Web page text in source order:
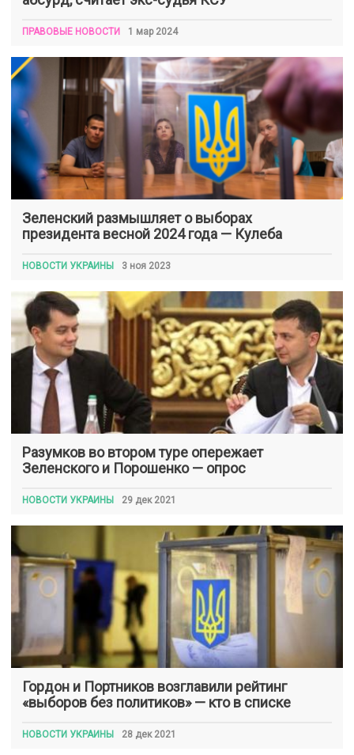
ПРАВОВЫЕ НОВОСТИ 1 мар 2024
Зеленский размышляет о выборах
президента весной 2024 года — Кулеба
НОВОСТИ УКРАИНЫ 3 ноя 2023
Разумков во втором туре опережает
Зеленского и Порошенко — опрос
НОВОСТИ УКРАИНЫ 29 дек 2021
Гордон и Портников возглавили рейтинг
«выборов без политиков» — кто в списке
НОВОСТИ УКРАИНЫ 28 дек 2021